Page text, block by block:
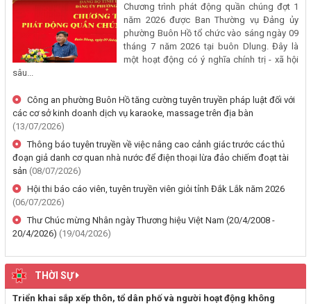
Thông báo về việc niêm yết công khai kết quả kiểm tra hồ sơ đăng
ký, cấp giấy chứng nhận diện tích tăng thêm của ông Nguyễn Tấn
Vương và bà Nguyễn Thị Liễu đang sử dụng đất tại phường Buôn
Hồ, tỉnh Đắk Lắk
(20/07/2026, 00:00)
Thông báo về việc niêm yết, công khai hồ sơ cấp giấy chứng nhận
quyền sử dụng đất lần đầu 02 hồ sơ của các cá nhân đang sử dụng
(06/08/2026, 00:00)
Thông báo về việc niêm yết, công khai hồ sơ mất Giấy chứng nhận
quyền sử dụng đất mang tên bà Nguyễn Thị Hạnh. Thường trú tại:
Phường Buôn Hồ, tỉnh Đắk Lắk
(06/08/2026, 00:00)
Thông báo về việc niêm yết, công khai hồ sơ mất Giấy chứng nhận
quyền sử dụng đất mang tên ông Phạm Quốc Việt và bà Nông Thị
Ngọc Loan. Thường trú tại: Phường Buôn Hồ, tỉnh Đắk Lắk
Chương trình phát động quần chúng đợt 1
năm 2026 được Ban Thường vụ Đảng ủy
phường Buôn Hồ tổ chức vào sáng ngày 09
tháng 7 năm 2026 tại buôn Dlung. Đây là
một hoạt động có ý nghĩa chính trị - xã hội
sâu...
Công an phường Buôn Hồ tăng cường tuyên truyền pháp luật đối với
các cơ sở kinh doanh dịch vụ karaoke, massage trên địa bàn
(13/07/2026)
Thông báo tuyên truyền về việc nâng cao cảnh giác trước các thủ
đoạn giả danh cơ quan nhà nước để điện thoại lừa đảo chiếm đoạt tài
sản (08/07/2026)
Hội thi báo cáo viên, tuyên truyền viên giỏi tỉnh Đắk Lắk năm 2026
(06/07/2026)
Thư Chúc mừng Nhân ngày Thương hiệu Việt Nam (20/4/2008 -
20/4/2026) (19/04/2026)
THỜI SỰ
Triển khai sắp xếp thôn, tổ dân phố và người hoạt động không